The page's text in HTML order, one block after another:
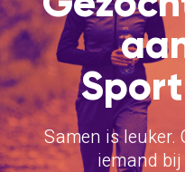
Samen is leuker.
iemand